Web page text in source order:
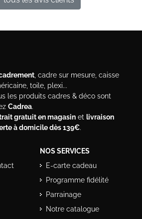
, cadre sur mesure, caisse
toile, plexi...
les produits cadres & déco sont
Cadrea.
gratuit en magasinet livraison
à domicile dès 139€.
NOS SERVICES
E-carte cadeau
Programme fidélité
Parrainage
Notre catalogue